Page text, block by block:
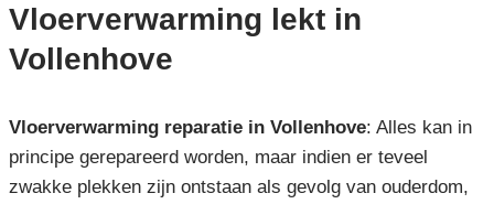
Vloerverwarming lekt in
Vollenhove
Vloerverwarming reparatie in Vollenhove: Alles kan in
principe gerepareerd worden, maar indien er teveel
zwakke plekken zijn ontstaan als gevolg van ouderdom,